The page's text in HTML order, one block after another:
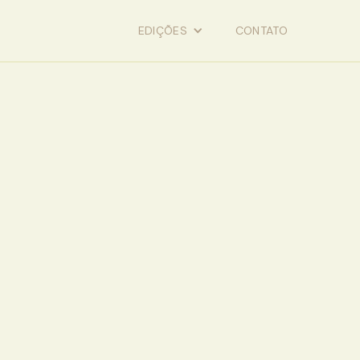
EDIÇÕES CONTATO